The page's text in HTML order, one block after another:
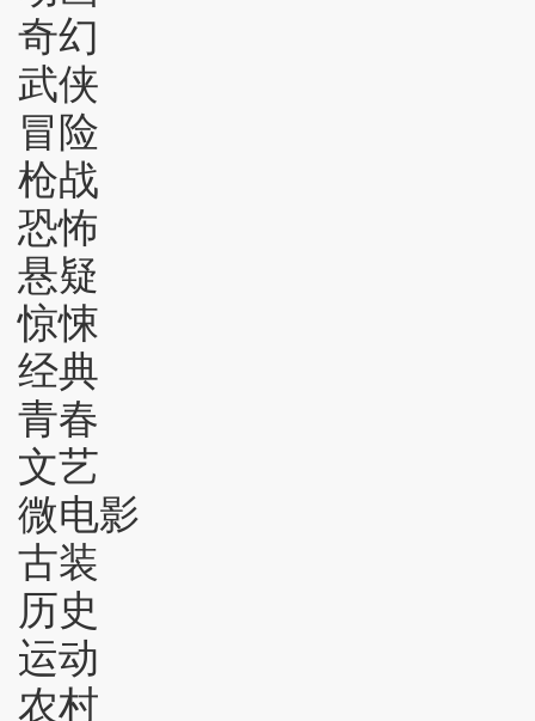
奇幻
武侠
冒险
枪战
恐怖
悬疑
惊悚
经典
青春
文艺
微电影
古装
历史
运动
农村